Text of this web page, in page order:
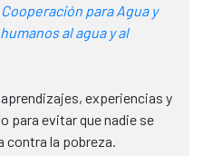
para Agua y
al agua y al
experiencias y
para evitar que nadie se
contra la pobreza.